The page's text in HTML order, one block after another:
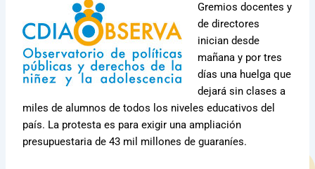
Gremios docentes y
de directores
inician desde
mañana y por tres
días una huelga que
dejará sin clases a
miles de alumnos de todos los niveles educativos del
país. La protesta es para exigir una ampliación
presupuestaria de 43 mil millones de guaraníes.